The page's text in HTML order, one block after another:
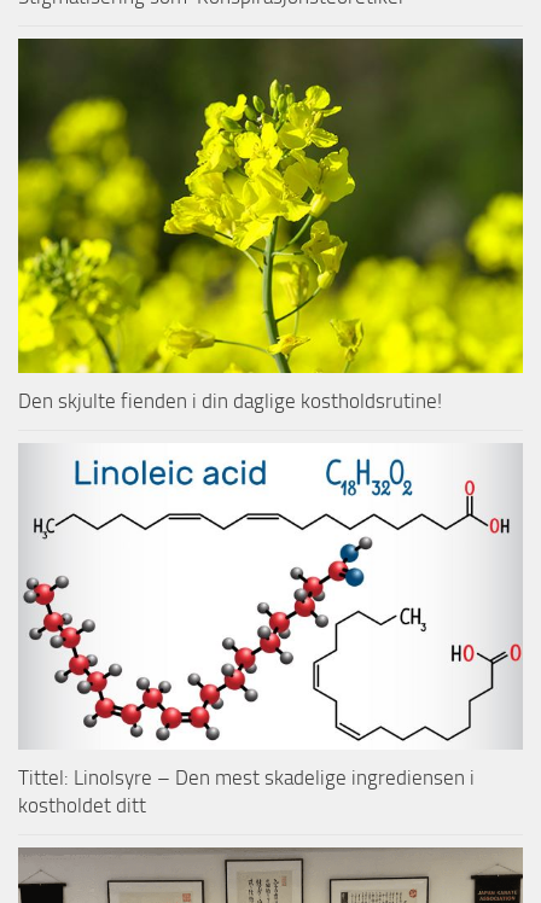
Den skjulte fienden i din daglige kostholdsrutine!
Tittel: Linolsyre – Den mest skadelige ingrediensen i
kostholdet ditt